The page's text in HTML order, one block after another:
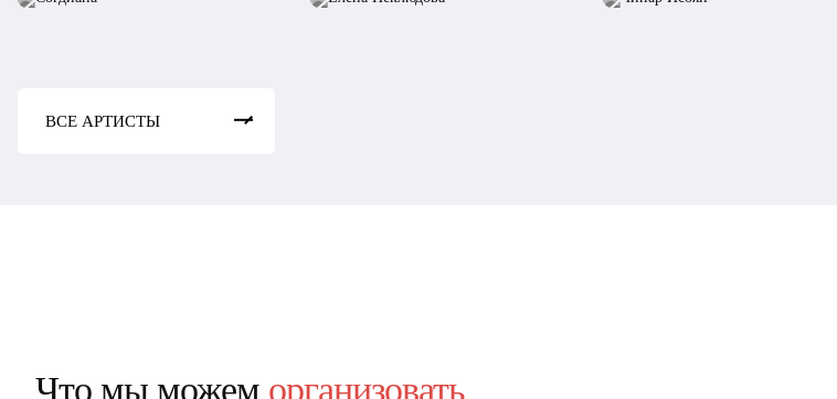
ВСЕ АРТИСТЫ
Что мы можем организовать